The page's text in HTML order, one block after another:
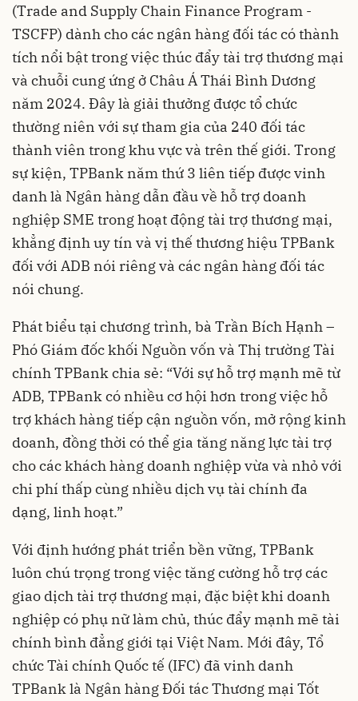
(Trade and Supply Chain Finance Program -
TSCFP) dành cho các ngân hàng đối tác có thành
tích nổi bật trong việc thúc đẩy tài trợ thương mại
và chuỗi cung ứng ở Châu Á Thái Bình Dương
năm 2024. Đây là giải thưởng được tổ chức
thường niên với sự tham gia của 240 đối tác
thành viên trong khu vực và trên thế giới. Trong
sự kiện, TPBank năm thứ 3 liên tiếp được vinh
danh là Ngân hàng dẫn đầu về hỗ trợ doanh
nghiệp SME trong hoạt động tài trợ thương mại,
khẳng định uy tín và vị thế thương hiệu TPBank
đối với ADB nói riêng và các ngân hàng đối tác
nói chung.
Phát biểu tại chương trình, bà Trần Bích Hạnh –
Phó Giám đốc khối Nguồn vốn và Thị trường Tài
chính TPBank chia sẻ: “Với sự hỗ trợ mạnh mẽ từ
ADB, TPBank có nhiều cơ hội hơn trong việc hỗ
trợ khách hàng tiếp cận nguồn vốn, mở rộng kinh
doanh, đồng thời có thể gia tăng năng lực tài trợ
cho các khách hàng doanh nghiệp vừa và nhỏ với
chi phí thấp cùng nhiều dịch vụ tài chính đa
dạng, linh hoạt.”
Với định hướng phát triển bền vững, TPBank
luôn chú trọng trong việc tăng cường hỗ trợ các
giao dịch tài trợ thương mại, đặc biệt khi doanh
nghiệp có phụ nữ làm chủ, thúc đẩy mạnh mẽ tài
chính bình đẳng giới tại Việt Nam. Mới đây, Tổ
chức Tài chính Quốc tế (IFC) đã vinh danh
TPBank là Ngân hàng Đối tác Thương mại Tốt